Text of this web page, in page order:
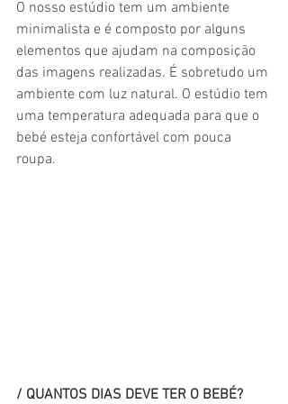
O nosso estúdio tem um ambiente
minimalista e é composto por alguns
elementos que ajudam na composição
das imagens realizadas. É sobretudo um
ambiente com luz natural. O estúdio tem
uma temperatura adequada para que o
bebé esteja confortável com pouca
roupa.
/ QUANTOS DIAS DEVE TER O BEBÉ?